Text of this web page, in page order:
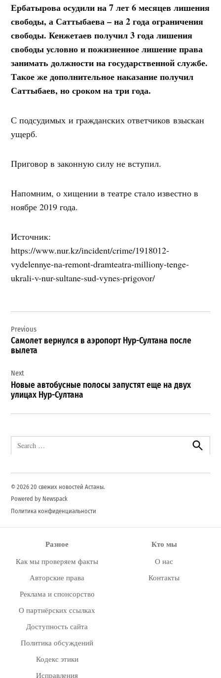
Ербатырова осудили на 7 лет 6 месяцев лишения
свободы, а Саттыбаева – на 2 года ограничения
свободы. Кенжетаев получил 3 года лишения
свободы условно и пожизненное лишение права
занимать должности на государственной службе.
Такое же дополнительное наказание получил
Саттыбаев, но сроком на три года.
С подсудимых и гражданских ответчиков взыскан
ущерб.
Приговор в законную силу не вступил.
Напомним, о хищении в театре стало известно в
ноябре 2019 года.
Источник:
https://www.nur.kz/incident/crime/1918012-
vydelennye-na-remont-dramteatra-milliony-tenge-
ukrali-v-nur-sultane-sud-vynes-prigovor/
по
записям
Previous
Самолет вернулся в аэропорт Нур-Султана после
вылета
Next
Новые автобусные полосы запустят еще на двух
улицах Нур-Султана
Search
for:
Search
© 2026 20 свежих новостей Астаны.
Powered by Newspack
Политика конфиденциальности
Разное
Как мы проверяем факты
Авторские права
Реклама и спонсорство
О партнёрских ссылках
Доступность сайта
Политика обсуждений
Кодекс этики
Исправления
Кто мы
О нас
Контакты